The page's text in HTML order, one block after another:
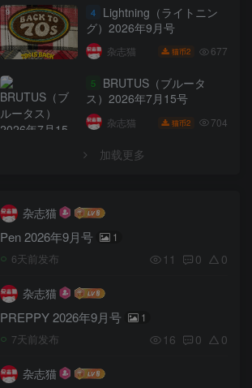
4
Lightning（ライトニン
グ）2026年9月号
杂志猫 猫币2 677
5
BRUTUS（ブルータ
ス）2026年7月15号
杂志猫 猫币2 704
加载更多
杂志猫
Pen 2026年9月号 1
6天前发布 11 0 0
杂志猫
PREPPY 2026年9月号 1
7天前发布 16 0 0
杂志猫